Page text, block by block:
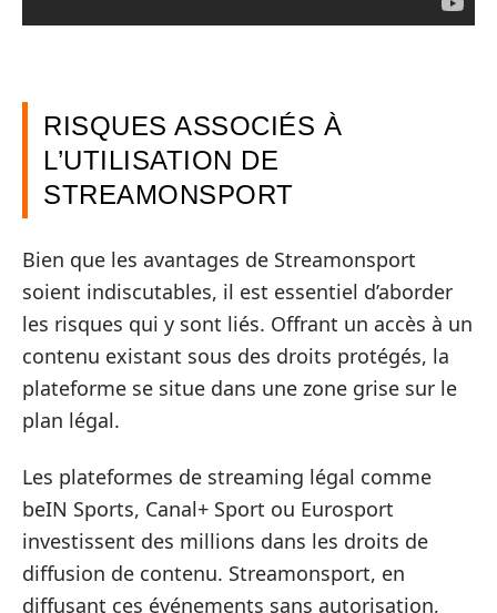
RISQUES ASSOCIÉS À
L’UTILISATION DE
STREAMONSPORT
Bien que les avantages de Streamonsport
soient indiscutables, il est essentiel d’aborder
les risques qui y sont liés. Offrant un accès à un
contenu existant sous des droits protégés, la
plateforme se situe dans une zone grise sur le
plan légal.
Les plateformes de streaming légal comme
beIN Sports, Canal+ Sport ou Eurosport
investissent des millions dans les droits de
diffusion de contenu. Streamonsport, en
diffusant ces événements sans autorisation,